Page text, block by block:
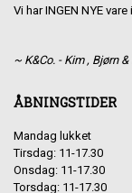
Vi har INGEN NYE
~ K&Co. - Kim , Bjørn
ÅBNINGSTIDER
Mandag lukket
Tirsdag: 11-17.30
Onsdag: 11-17.30
Torsdag: 11-17.30